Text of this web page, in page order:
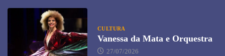
CULTURA
Vanessa da Mata e Orquestra
27/07/2026